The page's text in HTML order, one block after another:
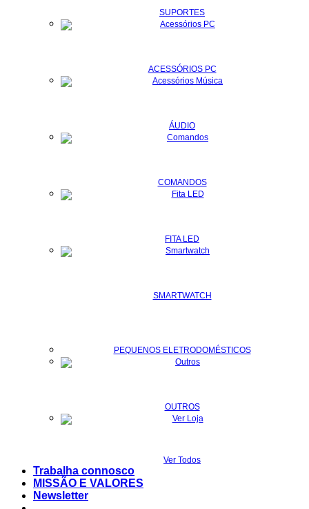
SUPORTES
ACESSÓRIOS PC
ÁUDIO
COMANDOS
FITA LED
SMARTWATCH
PEQUENOS ELETRODOMÉSTICOS
OUTROS
Ver Todos
Trabalha connosco
MISSÃO E VALORES
Newsletter